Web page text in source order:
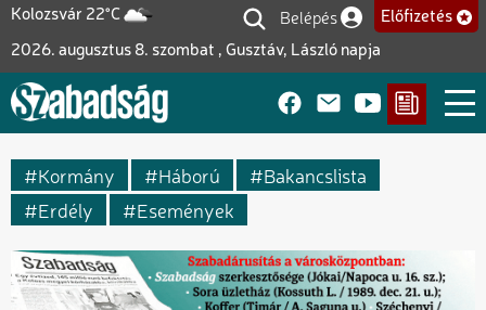
Ugrás
tartalomra
Kolozsvár 22°C
2026. augusztus 8. szombat , Gusztáv, László napja
Felhasználói fiók
Belépés Előfizetés
Kormány Háború
Bakancslista
Erdély
Események